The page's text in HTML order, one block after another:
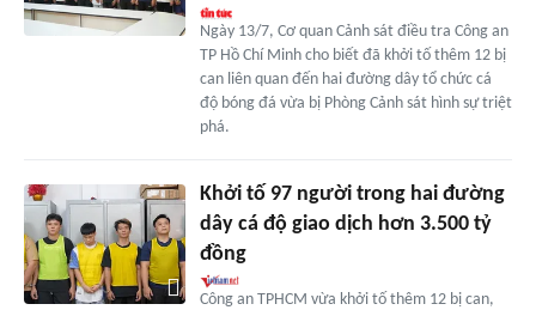
Ngày 13/7, Cơ quan Cảnh sát điều tra Công an
TP Hồ Chí Minh cho biết đã khởi tố thêm 12 bị
can liên quan đến hai đường dây tổ chức cá
độ bóng đá vừa bị Phòng Cảnh sát hình sự triệt
phá.
Khởi tố 97 người trong hai đường
dây cá độ giao dịch hơn 3.500 tỷ
đồng
Công an TPHCM vừa khởi tố thêm 12 bị can,